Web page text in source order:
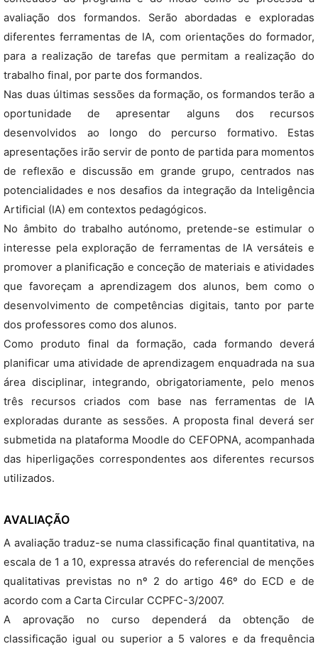
avaliação dos formandos. Serão abordadas e exploradas
diferentes ferramentas de IA, com orientações do formador,
para a realização de tarefas que permitam a realização do
trabalho final, por parte dos formandos.
Nas duas últimas sessões da formação, os formandos terão a
oportunidade de apresentar alguns dos recursos
desenvolvidos ao longo do percurso formativo. Estas
apresentações irão servir de ponto de partida para momentos
de reflexão e discussão em grande grupo, centrados nas
potencialidades e nos desafios da integração da Inteligência
Artificial (IA) em contextos pedagógicos.
No âmbito do trabalho autónomo, pretende-se estimular o
interesse pela exploração de ferramentas de IA versáteis e
promover a planificação e conceção de materiais e atividades
que favoreçam a aprendizagem dos alunos, bem como o
desenvolvimento de competências digitais, tanto por parte
dos professores como dos alunos.
Como produto final da formação, cada formando deverá
planificar uma atividade de aprendizagem enquadrada na sua
área disciplinar, integrando, obrigatoriamente, pelo menos
três recursos criados com base nas ferramentas de IA
exploradas durante as sessões. A proposta final deverá ser
submetida na plataforma Moodle do CEFOPNA, acompanhada
das hiperligações correspondentes aos diferentes recursos
utilizados.
AVALIAÇÃO
A avaliação traduz-se numa classificação final quantitativa, na
escala de 1 a 10, expressa através do referencial de menções
qualitativas previstas no nº 2 do artigo 46º do ECD e de
acordo com a Carta Circular CCPFC-3/2007.
A aprovação no curso dependerá da obtenção de
classificação igual ou superior a 5 valores e da frequência